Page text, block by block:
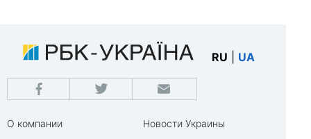
RU UA
О компании
Новости Украины